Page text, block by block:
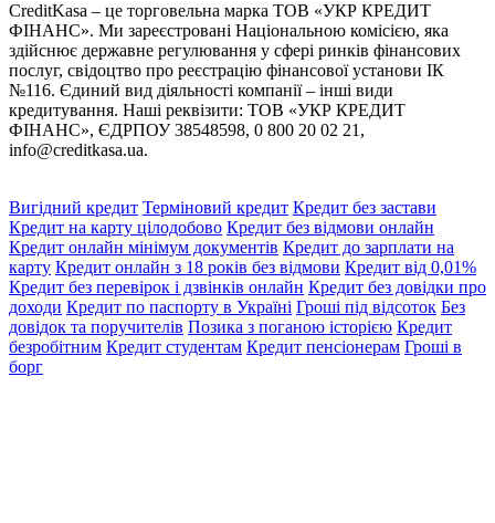
CreditKasa – це торговельна марка ТОВ «УКР КРЕДИТ
ФІНАНС». Ми зареєстровані Національною комісією, яка
здійснює державне регулювання у сфері ринків фінансових
послуг, свідоцтво про реєстрацію фінансової установи ІК
№116. Єдиний вид діяльності компанії – інші види
кредитування. Наші реквізити: ТОВ «УКР КРЕДИТ
ФІНАНС», ЄДРПОУ 38548598, 0 800 20 02 21,
info@creditkasa.ua.
Вигідний кредит Терміновий кредит Кредит без застави
Кредит на карту цілодобово Кредит без відмови онлайн
Кредит онлайн мінімум документів Кредит до зарплати на
карту Кредит онлайн з 18 років без відмови Кредит від 0,01%
Кредит без перевірок і дзвінків онлайн Кредит без довідки про
доходи Кредит по паспорту в Україні Гроші під відсоток Без
довідок та поручителів Позика з поганою історією Кредит
безробітним Кредит студентам Кредит пенсіонерам Гроші в
борг